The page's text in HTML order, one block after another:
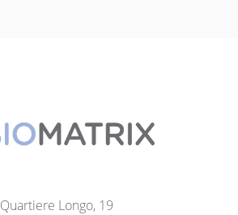
Quartiere Longo, 19